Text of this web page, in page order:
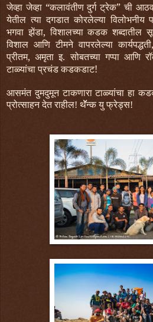
जेव्हा जेव्हा “कलावंतीण दुर्ग ट्रेक” ची
येतील त्या दगडात कोरलेल्या विलोभनीय
भगवा झेंडा, विशालच्या कडक शब्दातील
विशाल आणि टीमने वापरलेल्या
प्रीतम, अमृता इ. सोबतच्या गप्पा आणि
टाळ्यांचा प्रचंड कडकडाट!
आसमंत दुमदुमून टाकणारा टाळ्यांचा हा
प्रोत्साहन देत राहील! थॅॅॅन्क यु फ्रेड्स!